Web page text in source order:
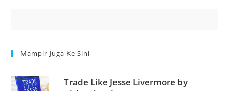
Mampir Juga Ke Sini
Trade Like Jesse Livermore by